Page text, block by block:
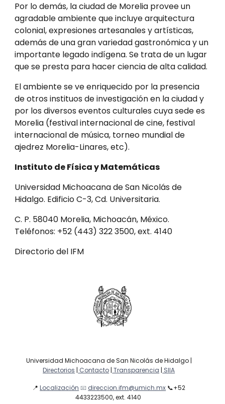
Por lo demás, la ciudad de Morelia provee un
agradable ambiente que incluye arquitectura
colonial, expresiones artesanales y artísticas,
además de una gran variedad gastronómica y un
importante legado indígena. Se trata de un lugar
que se presta para hacer ciencia de alta calidad.
El ambiente se ve enriquecido por la presencia
de otros instituos de investigación en la ciudad y
por los diversos eventos culturales cuya sede es
Morelia (festival internacional de cine, festival
internacional de música, torneo mundial de
ajedrez Morelia-Linares, etc).
Instituto de Física y Matemáticas
Universidad Michoacana de San Nicolás de
Hidalgo. Edificio C-3, Cd. Universitaria.
C. P. 58040 Morelia, Michoacán, México.
Teléfonos: +52 (443) 322 3500, ext. 4140
Directorio del IFM
Universidad Michoacana de San Nicolás de Hidalgo |
Directorios | Contacto | Transparencia | SIIA
📍Localización 📧 direccion.ifm@umich.mx 📞+52
4433223500, ext. 4140